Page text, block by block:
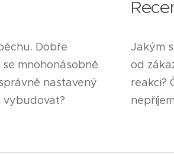
Dobře
mnohonásobně
nastavený
vybudovat?
Jakým
od
reakci?